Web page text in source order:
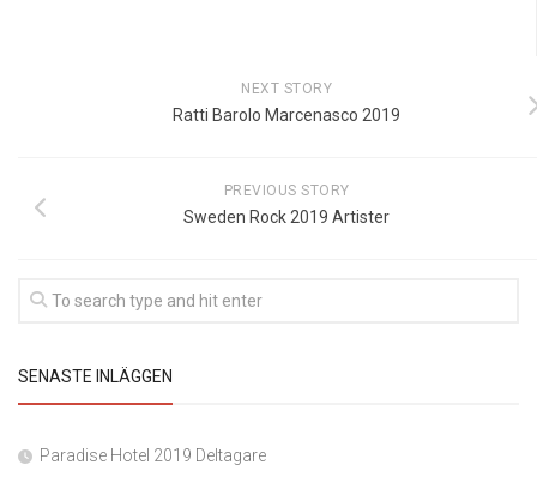
NEXT STORY
Ratti Barolo Marcenasco 2019
PREVIOUS STORY
Sweden Rock 2019 Artister
SENASTE INLÄGGEN
Paradise Hotel 2019 Deltagare